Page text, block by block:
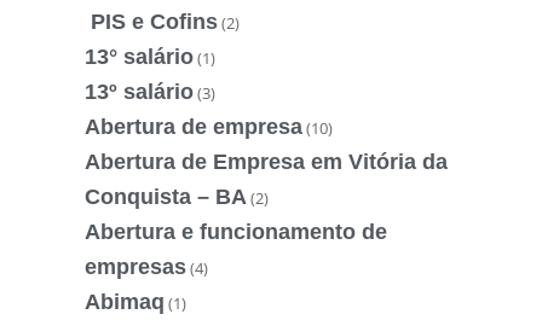
PIS e Cofins(2)
13° salário(1)
13º salário(3)
Abertura de empresa(10)
Abertura de Empresa em Vitória da
Conquista – BA (2)
Abertura e funcionamento de
empresas(4)
Abimaq (1)